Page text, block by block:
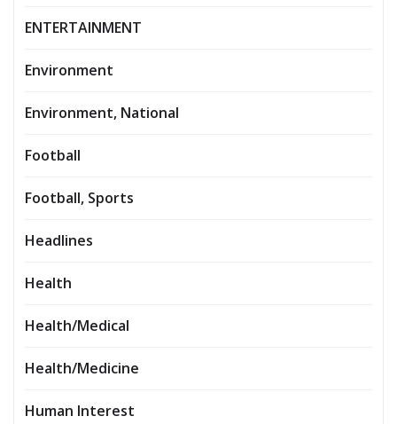
ENTERTAINMENT
Environment
Environment, National
Football
Football, Sports
Headlines
Health
Health/Medical
Health/Medicine
Human Interest